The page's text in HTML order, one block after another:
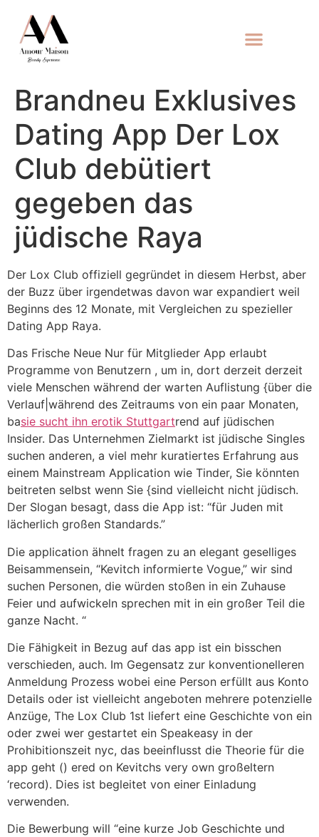
Brandneu Exklusives
Dating App Der Lox
Club debütiert
gegeben das
jüdische Raya
Der Lox Club offiziell gegründet in diesem Herbst, aber
der Buzz über irgendetwas davon war expandiert weil
Beginns des 12 Monate, mit Vergleichen zu spezieller
Dating App Raya.
Das Frische Neue Nur für Mitglieder App erlaubt
Programme von Benutzern , um in, dort derzeit derzeit
viele Menschen während der warten Auflistung {über die
Verlauf|während des Zeitraums von ein paar Monaten,
basie sucht ihn erotik Stuttgartrend auf jüdischen
Insider. Das Unternehmen Zielmarkt ist jüdische Singles
suchen anderen, a viel mehr kuratiertes Erfahrung aus
einem Mainstream Application wie Tinder, Sie könnten
beitreten selbst wenn Sie {sind vielleicht nicht jüdisch.
Der Slogan besagt, dass die App ist: “für Juden mit
lächerlich großen Standards.”
Die application ähnelt fragen zu an elegant geselliges
Beisammensein, “Kevitch informierte Vogue,” wir sind
suchen Personen, die würden stoßen in ein Zuhause
Feier und aufwickeln sprechen mit in ein großer Teil die
ganze Nacht. “
Die Fähigkeit in Bezug auf das app ist ein bisschen
verschieden, auch. Im Gegensatz zur konventionelleren
Anmeldung Prozess wobei eine Person erfüllt aus Konto
Details oder ist vielleicht angeboten mehrere potenzielle
Anzüge, The Lox Club 1st liefert eine Geschichte von ein
oder zwei wer gestartet ein Speakeasy in der
Prohibitionszeit nyc, das beeinflusst die Theorie für die
app geht () ered on Kevitchs very own großeltern
‘record). Dies ist begleitet von einer Einladung
verwenden.
Die Bewerbung will “eine kurze Job Geschichte und